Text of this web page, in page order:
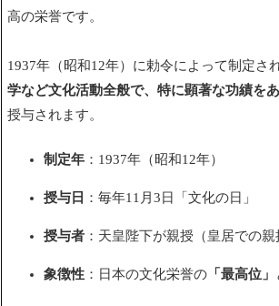
2. 金額と支給方法
まとめ
高の栄誉です。
1937年（昭和12年）に勅令によって制定され
学など文化活動全般で、特に顕著な功績を
授与されます。
制定年 ：1937年（昭和12年）
授与日 ：毎年11月3日「文化の日」
授与者 ：天皇陛下が親授（皇居での親
象徴性 ：日本の文化栄誉の 「最高位」